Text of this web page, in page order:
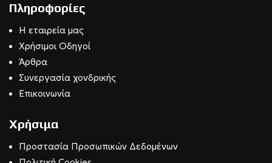
Πληροφορίες
Η εταιρεία μας
Χρήσιμοι Οδηγοί
Άρθρα
Συνεργασία χονδρικής
Επικοινωνία
Χρήσιμα
Προστασία Προσωπικών Δεδομένων